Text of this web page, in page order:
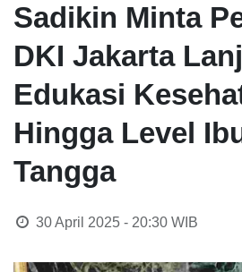
Sadikin Minta
DKI Jakarta
Edukasi
Hingga Level
Tangga
30 April 2025 - 20:30WIB